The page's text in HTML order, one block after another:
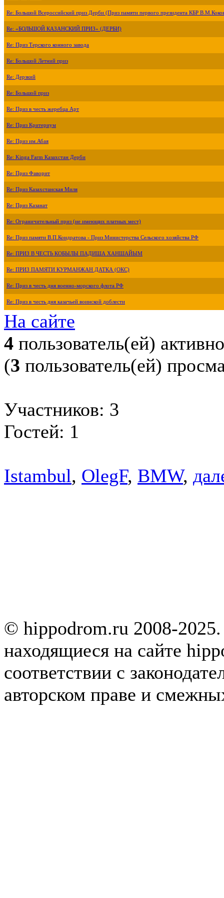
Re: Большой Всероссийский приз Дерби (Приз памяти первого президента КБР
Re: «БОЛЬШОЙ КАЗАНСКИЙ ПРИЗ» (ДЕРБИ)
Re: Приз Терского конного завода
Re: Большой Летний приз
Re: Дерзкий
Re: Большой приз
Re: Приз в честь жеребца Арт
Re: Приз Критериум
Re: Приз им.Абая
Re: Kinga Farm Казахстан Дерби
Re: Приз Фаворит
Re: Приз Казахстанская Миля
Re: Приз Казанат
Re: Ограничительный приз (не имеющих платных мест)
Re: Приз памяти В.П.Кондратова - Приз Министерства Сельского хозяйства РФ
Re: ПРИЗ В ЧЕСТЬ КОБЫЛЫ ПАДИША ХАНШАЙЫМ
Re: ПРИЗ ПАМЯТИ КУРМАНЖАН ДАТКА (ОКС)
Re: Приз в честь дня военно-морского флота РФ
Re: Приз в честь дня казачьей воинской доблести
На сайте
4 пользователь(ей) активно
(3 пользователь(ей)
Участников: 3
Гостей: 1
Istambul, OlegF, BMW,
© hippodrom.ru 2008-
находящиеся на сайте
соответствии с
авторском праве и